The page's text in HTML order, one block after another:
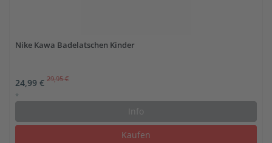
Nike Kawa Badelatschen Kinder
24,99 € 29,95 €
*
Info
Kaufen